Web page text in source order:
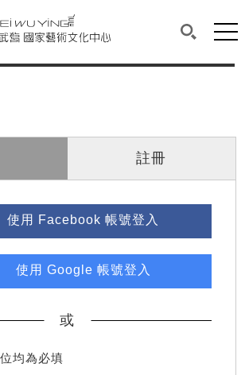
術文化中心
主要內容區。
此區塊列有本網站主要連結。
藝術文化中心
搜尋(開
網
為本頁主要內容區。
註冊
使用 Facebook 帳號登入
使用 Google 帳號登入
或
均為必填